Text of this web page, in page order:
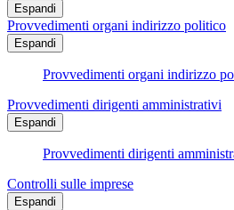
Espandi
Provvedimenti organi indirizzo politico
Espandi
Provvedimenti organi indirizzo
Provvedimenti dirigenti amministrativi
Espandi
Provvedimenti dirigenti
Controlli sulle imprese
Espandi